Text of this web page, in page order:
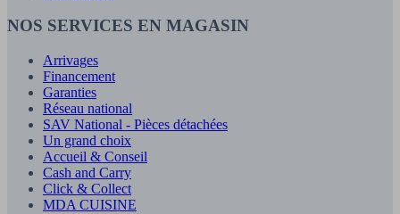
NOS SERVICES EN MAGASIN
Arrivages
Financement
Garanties
Réseau national
SAV National - Pièces détachées
Un grand choix
Accueil & Conseil
Cash and Carry
Click & Collect
MDA CUISINE